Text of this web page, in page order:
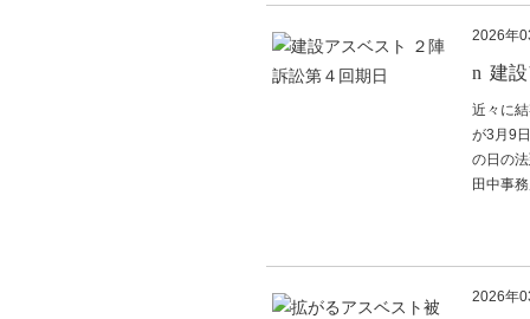
2026年
建
近々に
が3月9
の日の
田中事
2026年